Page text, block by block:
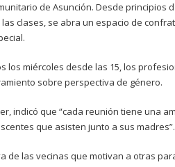
de Asunción. Desde principios
clases, se abra un espacio de
los miércoles desde las 15, los
sobre perspectiva de género.
indicó que “cada reunión tiene una
que asisten junto a sus madres”.
de las vecinas que motivan a otras